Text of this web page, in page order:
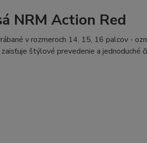
NRM Action Red
v rozmeroch 14, 15, 16 palcov -
štýlové prevedenie a jednoduché